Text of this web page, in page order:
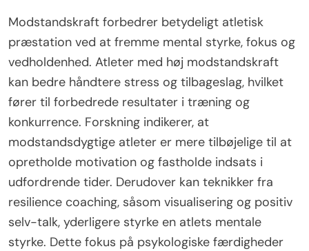
Modstandskraft forbedrer betydeligt atletisk
præstation ved at fremme mental styrke, fokus og
vedholdenhed. Atleter med høj modstandskraft
kan bedre håndtere stress og tilbageslag, hvilket
fører til forbedrede resultater i træning og
konkurrence. Forskning indikerer, at
modstandsdygtige atleter er mere tilbøjelige til at
opretholde motivation og fastholde indsats i
udfordrende tider. Derudover kan teknikker fra
resilience coaching, såsom visualisering og positiv
selv-talk, yderligere styrke en atlets mentale
styrke. Dette fokus på psykologiske færdigheder